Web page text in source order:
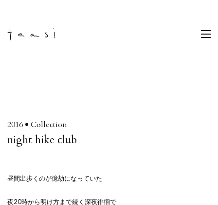
2016 • Collection
night hike club
昼間出歩くのが億劫になっていた
夜20時から明け方まで続く深夜徘徊で